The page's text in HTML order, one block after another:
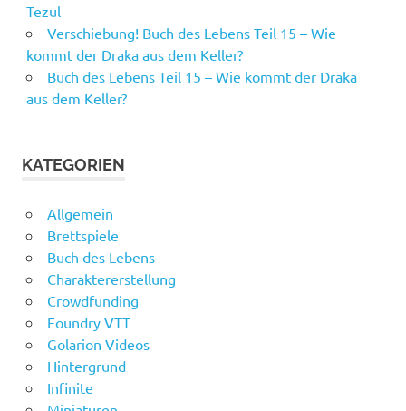
Tezul
Verschiebung! Buch des Lebens Teil 15 – Wie
kommt der Draka aus dem Keller?
Buch des Lebens Teil 15 – Wie kommt der Draka
aus dem Keller?
KATEGORIEN
Allgemein
Brettspiele
Buch des Lebens
Charaktererstellung
Crowdfunding
Foundry VTT
Golarion Videos
Hintergrund
Infinite